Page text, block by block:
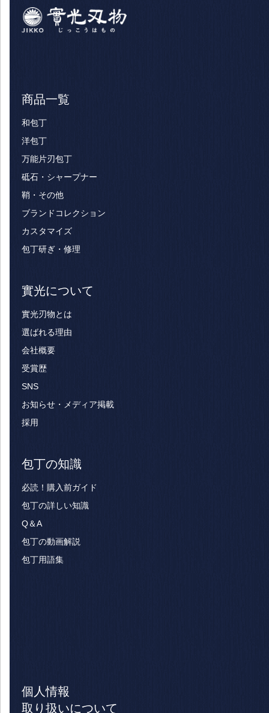
商品一覧
和包丁
洋包丁
万能片刃包丁
砥石・シャープナー
鞘・その他
ブランドコレクション
カスタマイズ
包丁研ぎ・修理
實光について
實光刃物とは
選ばれる理由
会社概要
受賞歴
SNS
お知らせ・メディア掲載
採用
包丁の知識
必読！購入前ガイド
包丁の詳しい知識
Q＆A
包丁の動画解説
包丁用語集
個人情報
取り扱いについて